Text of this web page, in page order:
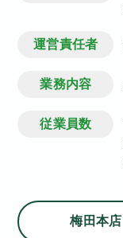
運営責任者
業務内容
従業員数
梅田本店